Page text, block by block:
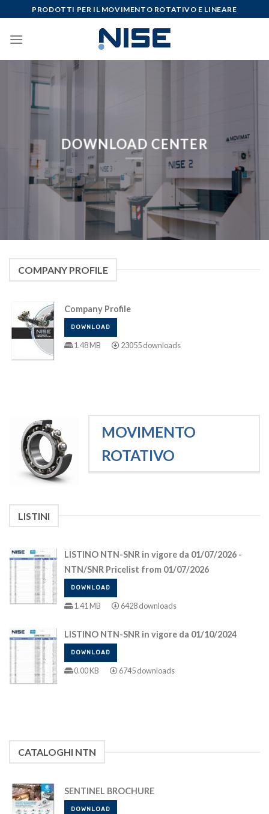
to
content
PRODOTTI PER IL MOVIMENTO ROTATIVO E LINEARE
DOWNLOAD CENTER
COMPANY PROFILE
Company Profile
DOWNLOAD
1.48 MB 23055 downloads
MOVIMENTO
ROTATIVO
LISTINI
LISTINO NTN-SNR in vigore da 01/07/2026 -
NTN/SNR Pricelist from 01/07/2026
DOWNLOAD
1.41 MB 6428 downloads
LISTINO NTN-SNR in vigore da 01/10/2024
DOWNLOAD
0.00 KB 6745 downloads
CATALOGHI NTN
SENTINEL BROCHURE
DOWNLOAD